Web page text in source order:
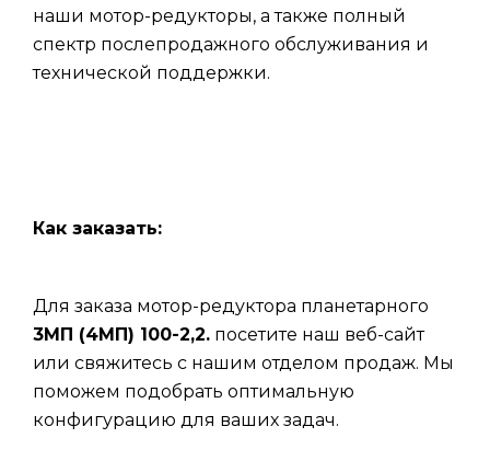
наши мотор-редукторы, а также полный
спектр послепродажного обслуживания и
технической поддержки.
Как заказать:
Для заказа мотор-редуктора планетарного
3МП (4МП) 100-2,2. посетите наш веб-сайт
или свяжитесь с нашим отделом продаж. Мы
поможем подобрать оптимальную
конфигурацию для ваших задач.